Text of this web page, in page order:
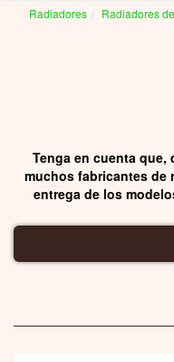
Radiadores Radiadores
Tenga en cuenta
muchos fabricantes